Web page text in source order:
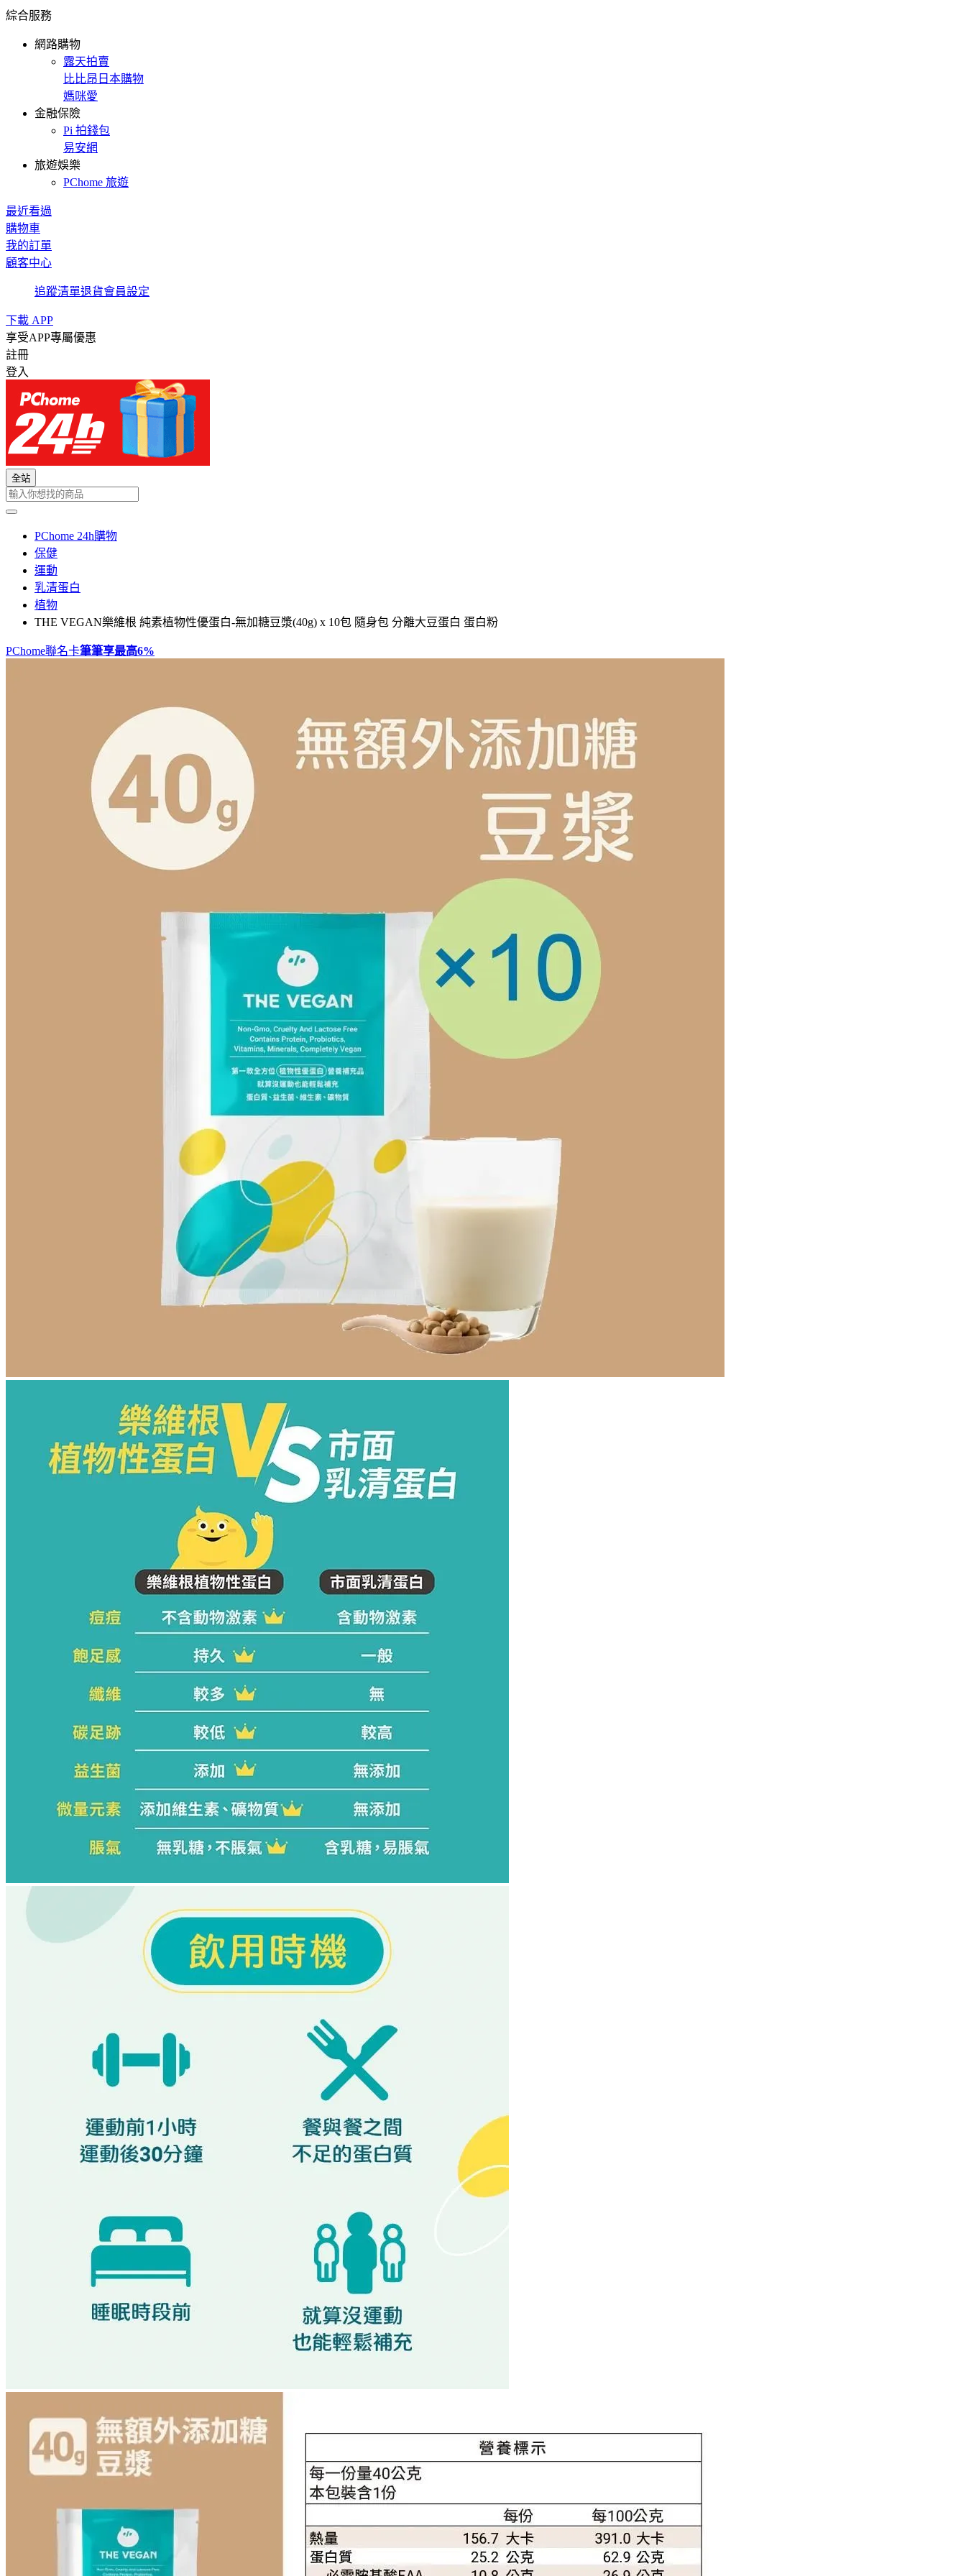
綜合服務
網路購物
露天拍賣
比比昂日本購物
媽咪愛
金融保險
Pi 拍錢包
易安網
旅遊娛樂
PChome 旅遊
最近看過
購物車
我的訂單
顧客中心
追蹤清單退貨會員設定
下載 APP
享受APP專屬優惠
註冊
登入
全站
PChome 24h購物
保健
運動
乳清蛋白
植物
THE VEGAN樂維根 純素植物性優蛋白-無加糖豆漿(40g) x 10包 隨身包 分離大豆蛋白 蛋白粉
PChome聯名卡筆筆享最高6%